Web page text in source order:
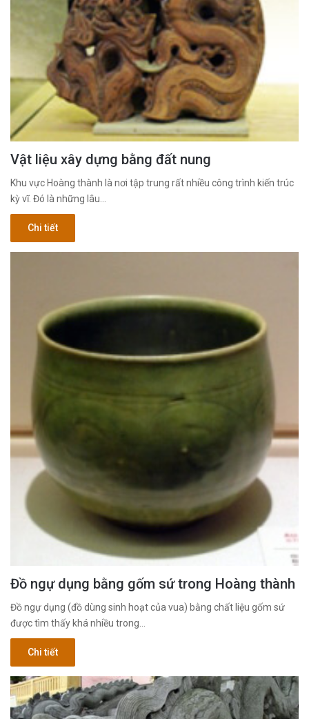
Vật liệu xây dựng bằng đất nung
Khu vực Hoàng thành là nơi tập trung rất nhiều công trình kiến trúc
kỳ vĩ. Đó là những lâu…
Chi tiết
Đồ ngự dụng bằng gốm sứ trong Hoàng thành
Đồ ngự dụng (đồ dùng sinh hoạt của vua) bằng chất liệu gốm sứ
được tìm thấy khá nhiều trong…
Chi tiết